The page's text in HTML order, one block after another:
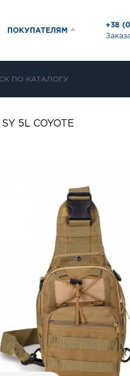
ПОКУПАТЕЛЯМ
+38
5L COYOTE